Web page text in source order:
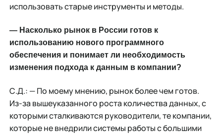
использовать старые инструменты и методы.
— Насколько рынок в России готов к
использованию нового программного
обеспечения и понимает ли необходимость
изменения подхода к данным в компании?
С.Д.: — По моему мнению, рынок более чем готов.
Из-за вышеуказанного роста количества данных, с
которыми сталкиваются руководители, те компании,
которые не внедрили системы работы с большими